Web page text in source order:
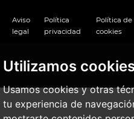
Utilizamos
Usamos cookies y otras
tu experiencia de
Aviso
legal
Política
privacidad
Política de
cookies